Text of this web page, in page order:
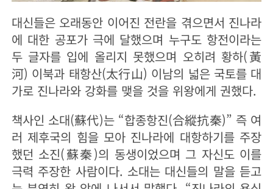
대신들은 오래동안 이어진 전란을 겪으면서 진나라
에 대한 공포가 극에 달했으며 누구도 항전이라는
두 글자를 입에 올리지 못했으며 오히려 황하(黃
河) 이북과 태항산(太行山) 이남의 넓은 국토를 대
가로 진나라와 강화를 맺을 것을 위왕에게 권했다.
책사인 소대(蘇代)는 “합종항진(合縱抗秦)” 즉 여
러 제후국의 힘을 모아 진나라에 대항하기를 주장
했던 소진(蘇秦)의 동생이었으며 그 자신도 이를
극력 주장한 사람이다. 소대는 대신들의 말을 듣고